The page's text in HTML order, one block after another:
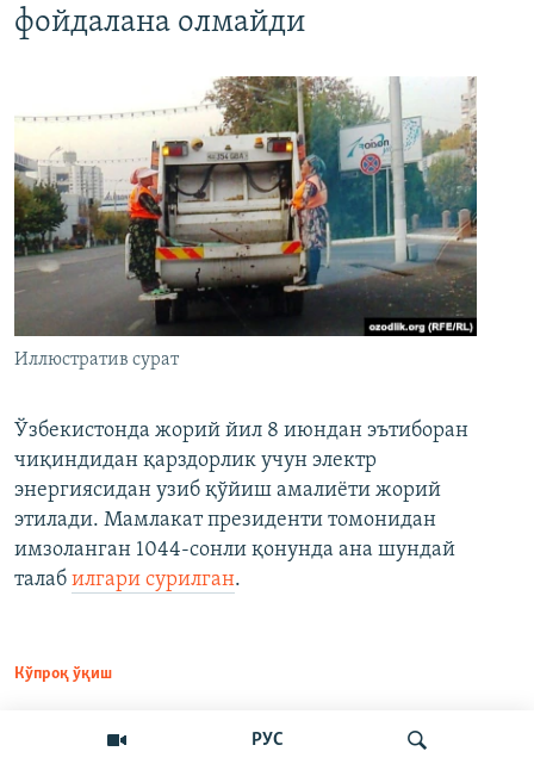
РУС
фойдалана олмайди
Иллюстратив сурат
Ўзбекистонда жорий йил 8 июндан эътиборан
чиқиндидан қарздорлик учун электр
энергиясидан узиб қўйиш амалиёти жорий
этилади. Мамлакат президенти томонидан
имзоланган 1044-сонли қонунда ана шундай
талаб илгари сурилган.
Кўпроқ ўқиш